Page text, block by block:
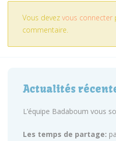
Vous devez vous connecter
commentaire.
Actualités
L’équipe Badaboum vous
Les temps de partage: